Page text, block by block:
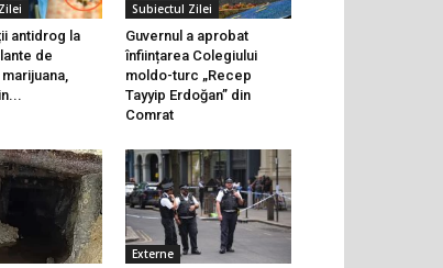
antidrog la
de
Subiectul Zilei
Guvernul a aprobat
înființarea Colegiului
moldo-turc „Recep
Tayyip Erdoğan” din
Comrat
Externe